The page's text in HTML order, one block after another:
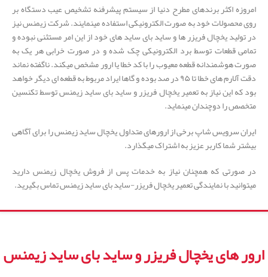
امروزه اکثر برندهای مطرح دنیا از سیستم پیشرفنه تشخیص عیب دستگاه بر
روی محصولات خود به صورت الکترونیکی استفاده مینمایند. شرکت زیمنس نیز
در تولید یخچال فریزر ها و ساید بای ساید های خود از این امر مستثنی نبوده و
تمامی قطعات توسط برد الکترونیکی چک شده و در صورت خرابی هر یک به
صورت هوشمندانه قطعه معیوب را با کد خطا یا ارور مشخص میکند. ناگفته نماند
دقت آلارم های خطا تا ۹۵ در صد بوده و گاها ایراد مربوط به قطعه ای دیگر خواهد
بود که این نیاز به تعمیر یخچال فریزر و ساید بای ساید زیمنس توسط تکنسین
متخصص را دوچندان مینماید.
ایران سرویس شاپ برخی از ارورهای متداول یخچال ساید زیمنس را برای آگاهی
بیشتر شما کاربر عزیز به اشتراک میگذارد.
در صورتی که همچنان نیاز به خدمات پس از فروش یخچال زیمنس دارید
میتوانید با نمایندگی تعمیر یخچال فریزر-ساید بای ساید زیمنس تماس بگیرید.
ارور های یخچال فریزر و ساید بای ساید زیمنس